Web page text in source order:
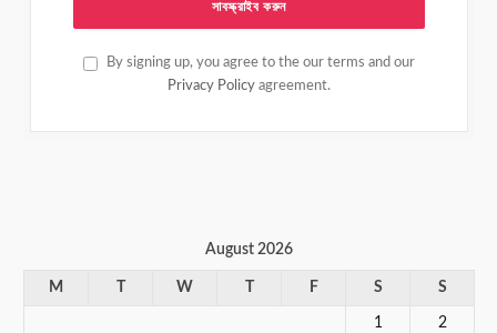
By signing up, you agree to the our terms and our
Privacy Policy agreement.
August 2026
M T W T F S S
1 2